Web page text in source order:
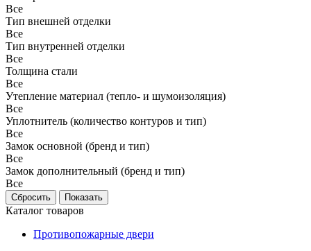
Все
Тип внешней отделки
Все
Тип внутренней отделки
Все
Толщина стали
Все
Утепление материал (тепло- и шумоизоляция)
Все
Уплотнитель (количество контуров и тип)
Все
Замок основной (бренд и тип)
Все
Замок дополнительный (бренд и тип)
Все
Каталог товаров
Противопожарные двери